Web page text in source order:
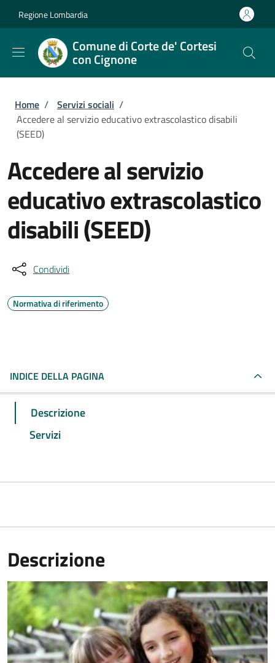
Regione Lombardia
Comune di Corte de' Cortesi
con Cignone
Briciole di pane
Home / Servizi sociali /
Accedere al servizio educativo extrascolastico disabili
(SEED)
Accedere al servizio
educativo extrascolastico
disabili (SEED)
Condividi
Normativa di riferimento
INDICE DELLA PAGINA
Descrizione
Servizi
Descrizione